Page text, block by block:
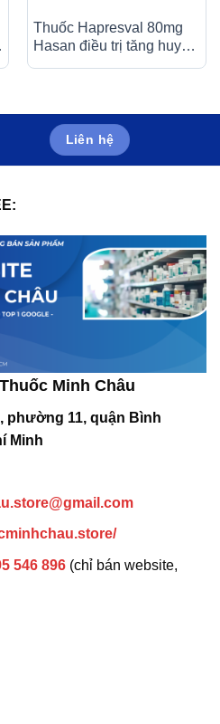
Thuốc Hapresval 80mg
Hasan điều trị tăng huyết
Liên hệ
Minh Châu
phường 11, quận Bình
Minh
546 896 (chỉ bán website,